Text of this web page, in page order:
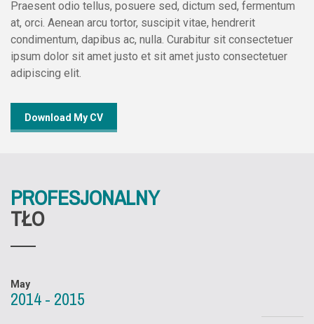
Praesent odio tellus, posuere sed, dictum sed, fermentum
at, orci. Aenean arcu tortor, suscipit vitae, hendrerit
condimentum, dapibus ac, nulla. Curabitur sit consectetuer
ipsum dolor sit amet justo et sit amet justo consectetuer
adipiscing elit.
Download My CV
PROFESJONALNY
TŁO
May
2014 - 2015